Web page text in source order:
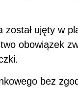
ujęty w
obowiązek
bez